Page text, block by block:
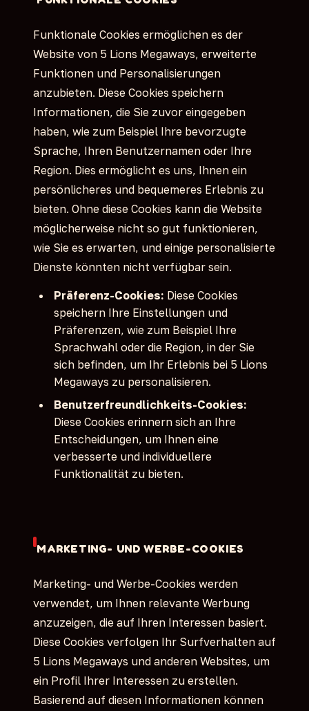
Funktionale Cookies ermöglichen es der
Website von 5 Lions Megaways, erweiterte
Funktionen und Personalisierungen
anzubieten. Diese Cookies speichern
Informationen, die Sie zuvor eingegeben
haben, wie zum Beispiel Ihre bevorzugte
Sprache, Ihren Benutzernamen oder Ihre
Region. Dies ermöglicht es uns, Ihnen ein
persönlicheres und bequemeres Erlebnis zu
bieten. Ohne diese Cookies kann die Website
möglicherweise nicht so gut funktionieren,
wie Sie es erwarten, und einige personalisierte
Dienste könnten nicht verfügbar sein.
Präferenz-Cookies: Diese Cookies
speichern Ihre Einstellungen und
Präferenzen, wie zum Beispiel Ihre
Sprachwahl oder die Region, in der Sie
sich befinden, um Ihr Erlebnis bei 5 Lions
Megaways zu personalisieren.
Benutzerfreundlichkeits-Cookies:
Diese Cookies erinnern sich an Ihre
Entscheidungen, um Ihnen eine
verbesserte und individuellere
Funktionalität zu bieten.
MARKETING- UND WERBE-COOKIES
Marketing- und Werbe-Cookies werden
verwendet, um Ihnen relevante Werbung
anzuzeigen, die auf Ihren Interessen basiert.
Diese Cookies verfolgen Ihr Surfverhalten auf
5 Lions Megaways und anderen Websites, um
ein Profil Ihrer Interessen zu erstellen.
Basierend auf diesen Informationen können